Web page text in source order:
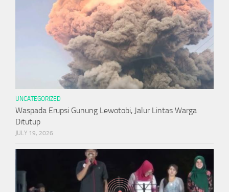
UNCATEGORIZED
Waspada Erupsi Gunung Lewotobi, Jalur Lintas Warga
Ditutup
JULY 19, 2026